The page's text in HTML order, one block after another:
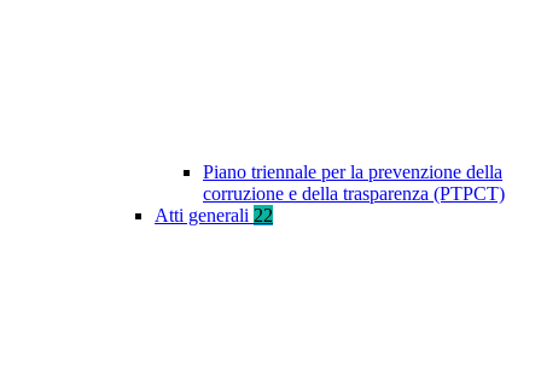
Piano triennale per la prevenzione della
corruzione e della trasparenza (PTPCT)
Atti generali 22